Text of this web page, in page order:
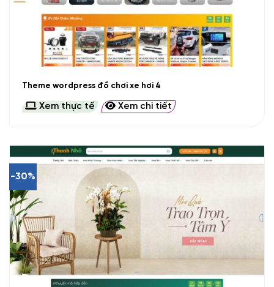
Theme wordpress đồ chơi xe hơi 4
Xem thực tế Xem chi tiết
-30%